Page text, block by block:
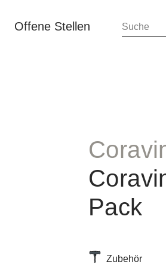
Offene Stellen
Pack
Zubehör